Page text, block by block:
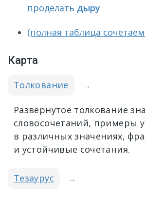
проделать дыру
(полная таблица
Карта
Толкование →
Развёрнутое толкование
словосочетаний, примеры
в различных значениях,
и устойчивые сочетания.
Тезаурус →